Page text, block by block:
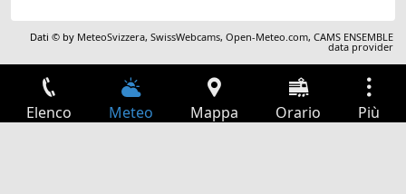
Dati © by MeteoSvizzera,SwissWebcams,Open-Meteo.com,CAMS ENSEMBLE
data provider
Elenco Meteo Mappa Orario Più